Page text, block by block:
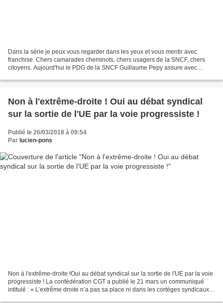
Dans la série je peux vous regarder dans les yeux et vous mentir avec
franchise. Chers camarades cheminots, chers usagers de la SNCF, chers
citoyens. Aujourd'hui le PDG de la SNCF Guillaume Pepy assure avec
​Non à l'extrême-droite ! Oui au débat syndical
sur la sortie de l'UE par la voie progressiste !
Publié le 26/03/2018 à 09:54
Par lucien-pons
Non à l'extrême-droite !Oui au débat syndical sur la sortie de l'UE par la voie
progressiste ! La confédération CGT a publié le 21 mars un communiqué
intitulé : « L’extrême droite n’a pas sa place ni dans les cortèges syndicaux